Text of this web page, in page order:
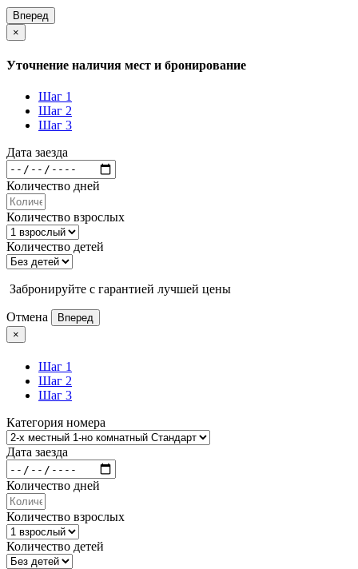
Вперед
×
Уточнение наличия мест и бронирование
Шаг 1
Шаг 2
Шаг 3
Дата заезда
Количество дней
Количество взрослых
Количество детей
Забронируйте с гарантией лучшей цены
Отмена
Вперед
×
Шаг 1
Шаг 2
Шаг 3
Категория номера
Дата заезда
Количество дней
Количество взрослых
Количество детей